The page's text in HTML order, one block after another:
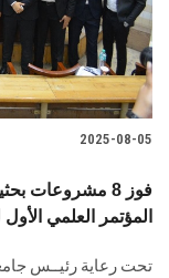
2025-08-05
المؤتمر العلمي
تحت رعاية رئيــس